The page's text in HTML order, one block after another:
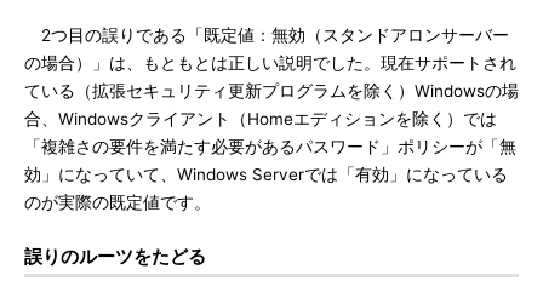
2つ目の誤りである「既定値：無効（スタンドアロンサーバー
の場合）」は、もともとは正しい説明でした。現在サポートされ
ている（拡張セキュリティ更新プログラムを除く）Windowsの場
合、Windowsクライアント（Homeエディションを除く）では
「複雑さの要件を満たす必要があるパスワード」ポリシーが「無
効」になっていて、Windows Serverでは「有効」になっている
のが実際の既定値です。
誤りのルーツをたどる